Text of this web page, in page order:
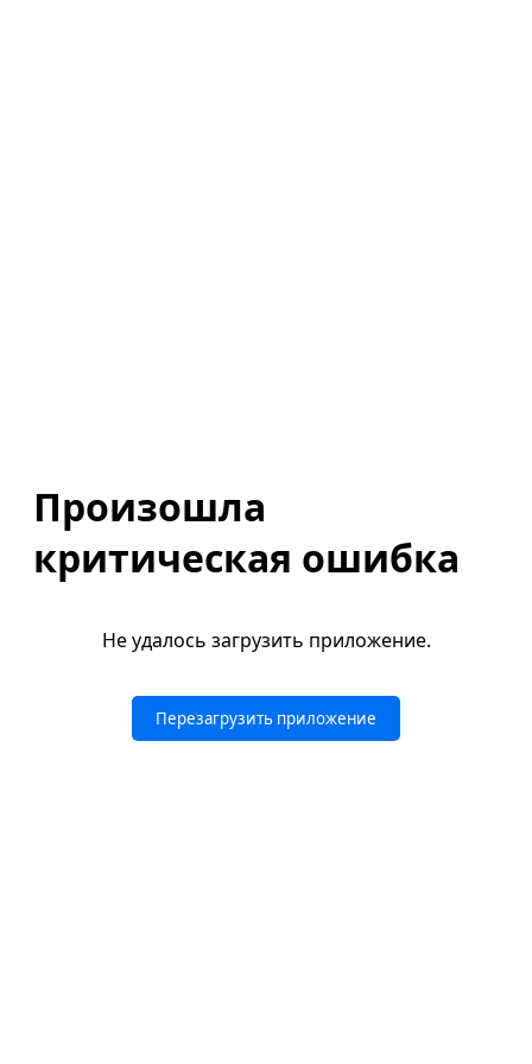
Произошла
критическая ошибка
Не удалось загрузить приложение.
Перезагрузить приложение